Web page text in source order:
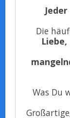
Die
Was Du